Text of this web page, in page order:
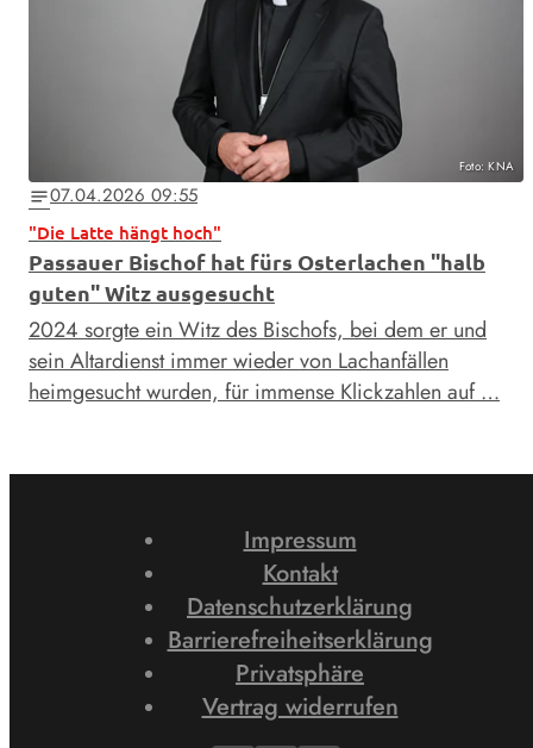
Foto: KNA
notes07.04.2026 09:55
"Die Latte hängt hoch"
Passauer Bischof hat fürs Osterlachen "halb
guten" Witz ausgesucht
2024 sorgte ein Witz des Bischofs, bei dem er und
sein Altardienst immer wieder von Lachanfällen
heimgesucht wurden, für immense Klickzahlen auf …
Impressum
Kontakt
Datenschutzerklärung
Barrierefreiheitserklärung
Privatsphäre
Vertrag widerrufen